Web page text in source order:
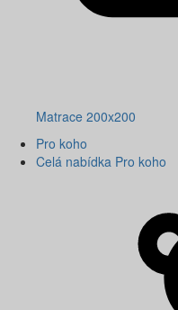
Matrace 200x200
Pro koho
Celá nabídka Pro koho